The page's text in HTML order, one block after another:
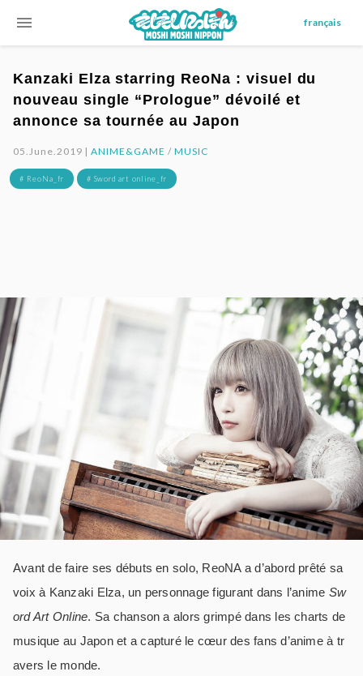
menu français
Kanzaki Elza starring ReoNa : visuel du
nouveau single “Prologue” dévoilé et
annonce sa tournée au Japon
05.June.2019 |ANIME&GAME / MUSIC
# ReoNa_fr # Sword art online_fr
Avant de faire ses débuts en solo, ReoNA a d’abord prêté sa
voix à Kanzaki Elza, un personnage figurant dans l’anime Sw
ord Art Online. Sa chanson a alors grimpé dans les charts de
musique au Japon et a capturé le cœur des fans d’anime à tr
avers le monde.